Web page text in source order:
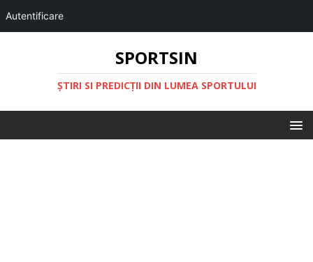
Autentificare
SPORTSIN
ŞTIRI SI PREDICŢII DIN LUMEA SPORTULUI